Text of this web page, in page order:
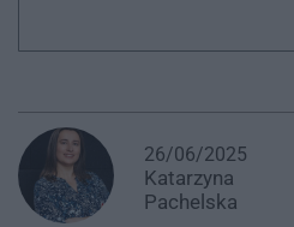
26/06/2025
Katarzyna
Pachelska